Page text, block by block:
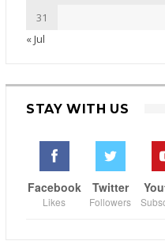
31
« Jul
STAY WITH US
Facebook
Likes
Twitter
Followers